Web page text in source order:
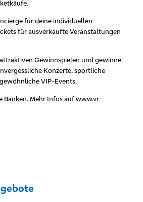
für deine individuellen
für ausverkaufte Veranstaltungen
Gewinnspielen und gewinne
Konzerte, sportliche
VIP-Events.
Banken. Mehr Infos auf www.vr-